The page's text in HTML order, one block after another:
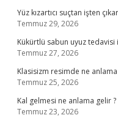
Yüz kızartıcı suçtan işten
Temmuz 29, 2026
Kükürtlü sabun uyuz tedavisi
Temmuz 27, 2026
Klasisizm resimde ne
Temmuz 25, 2026
Kal gelmesi ne anlama gelir ?
Temmuz 23, 2026